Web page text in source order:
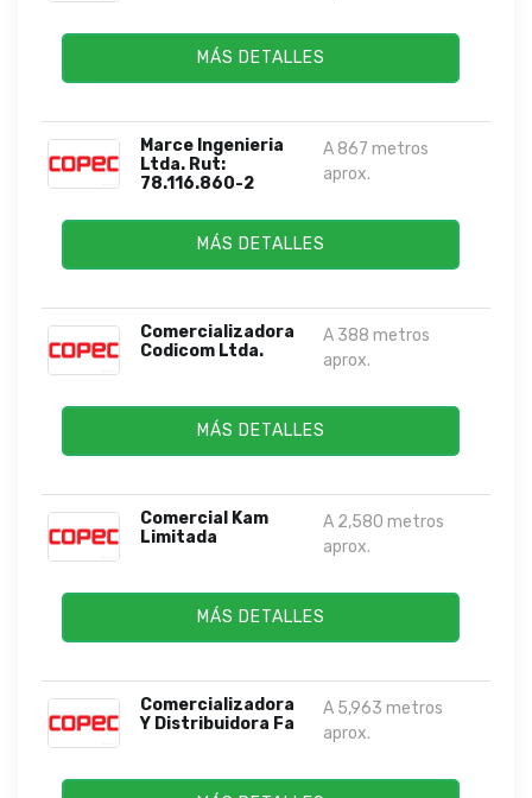
MÁS DETALLES
Marce Ingenieria
Ltda. Rut:
78.116.860-2
A 867 metros
aprox.
MÁS DETALLES
Comercializadora
Codicom Ltda.
A 388 metros
aprox.
MÁS DETALLES
Comercial Kam
Limitada
A 2,580 metros
aprox.
MÁS DETALLES
Comercializadora
Y Distribuidora Fa
A 5,963 metros
aprox.